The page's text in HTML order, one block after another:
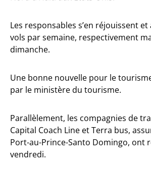
Les responsables s’en réjouissent
vols par semaine, respectivement
dimanche.
Une bonne nouvelle pour le
par le ministère du tourisme.
Parallèlement, les compagnies de
Capital Coach Line et Terra bus,
Port-au-Prince-Santo Domingo, ont
vendredi.